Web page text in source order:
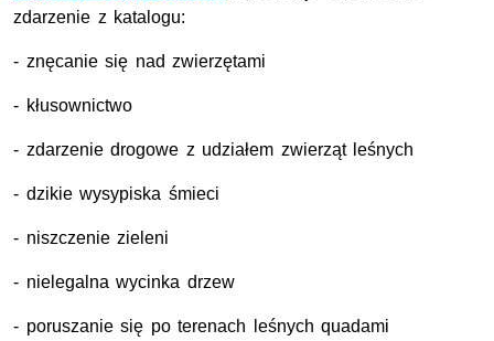
zdarzenie z katalogu:
- znęcanie się nad zwierzętami
- kłusownictwo
- zdarzenie drogowe z udziałem zwierząt leśnych
- dzikie wysypiska śmieci
- niszczenie zieleni
- nielegalna wycinka drzew
- poruszanie się po terenach leśnych quadami